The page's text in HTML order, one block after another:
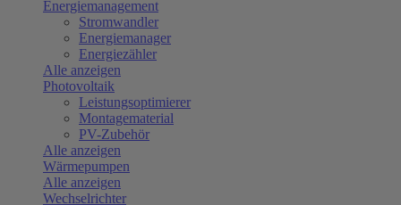
Energiemanagement
Stromwandler
Energiemanager
Energiezähler
Alle anzeigen
Photovoltaik
Leistungsoptimierer
Montagematerial
PV-Zubehör
Alle anzeigen
Wärmepumpen
Alle anzeigen
Wechselrichter